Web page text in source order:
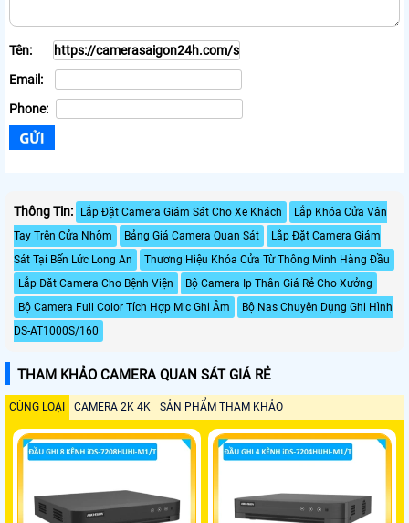
Tên:
Email:
Phone:
Thông Tin: Lắp Đặt Camera Giám Sát Cho Xe Khách
Lắp Khóa Cửa Vân
Tay Trên Cửa Nhôm
Bảng Giá Camera Quan Sát
Lắp Đặt Camera Giám
Sát Tại Bến Lức Long An
Thương Hiệu Khóa Cửa Từ Thông Minh Hàng Đầu
Lắp Đăt·Camera Cho Bệnh Viện
Bộ Camera Ip Thân Giá Rẻ Cho Xưởng
Bộ Camera Full Color Tích Hợp Mic Ghi Âm
Bộ Nas Chuyên Dụng Ghi Hình
DS-AT1000S/160
THAM KHẢO CAMERA QUAN SÁT GIÁ RẺ
CÙNG LOẠI CAMERA 2K 4K SẢN PHẨM THAM KHẢO